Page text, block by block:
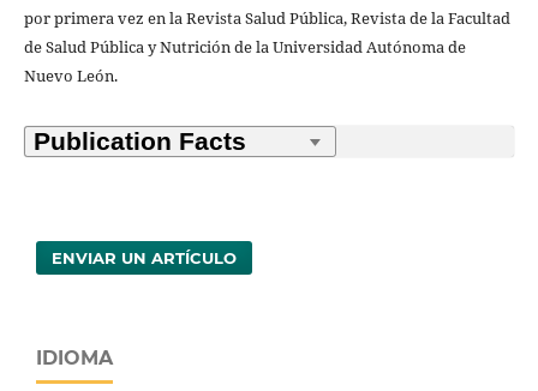
por primera vez en la Revista Salud Pública, Revista de la Facultad
de Salud Pública y Nutrición de la Universidad Autónoma de
Nuevo León.
ENVIAR UN ARTÍCULO
IDIOMA